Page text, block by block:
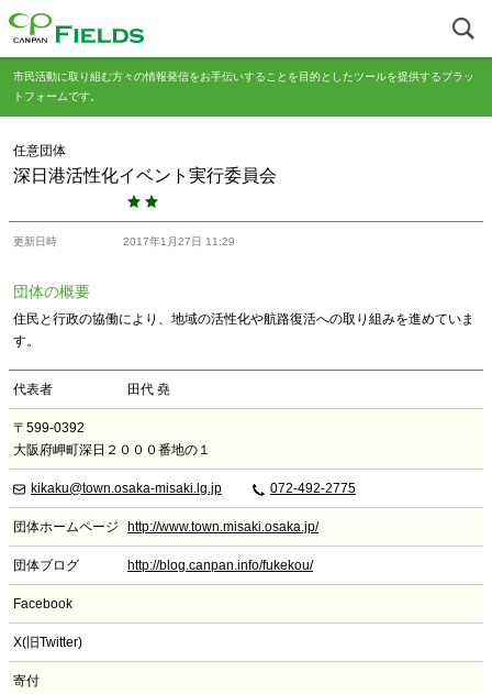
市民活動に取り組む方々の情報発信をお手伝いすることを目的としたツールを提供するプラッ
トフォームです。
任意団体
深日港活性化イベント実行委員会
更新日時 2017年1月27日 11:29
団体の概要
住民と行政の協働により、地域の活性化や航路復活への取り組みを進めていま
す。
代表者 田代 堯
〒599-0392
大阪府岬町深日２０００番地の１
kikaku@town.osaka-misaki.lg.jp 072-492-2775
団体ホームページ http://www.town.misaki.osaka.jp/
団体ブログ http://blog.canpan.info/fukekou/
Facebook
X(旧Twitter)
寄付